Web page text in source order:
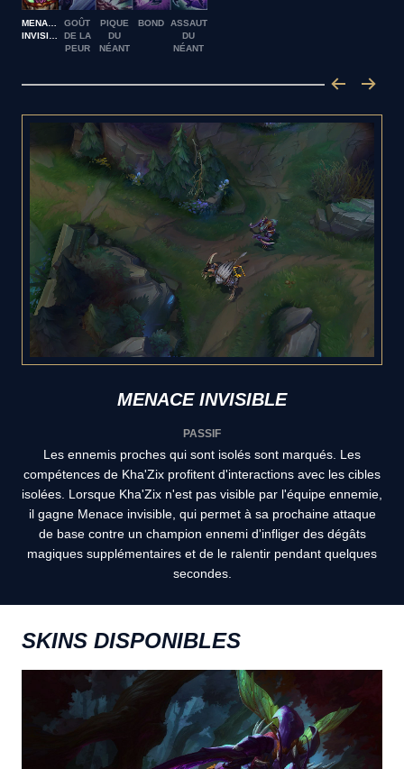
MENACE
GOÛT
DE LA
PEUR
PIQUE
DU
NÉANT
BOND
ASSAUT
DU
NÉANT
MENACE INVISIBLE
PASSIF
Les ennemis proches qui sont isolés sont marqués. Les
compétences de Kha'Zix profitent d'interactions avec les cibles
isolées. Lorsque Kha'Zix n'est pas visible par l'équipe ennemie,
il gagne Menace invisible, qui permet à sa prochaine attaque
de base contre un champion ennemi d'infliger des dégâts
magiques supplémentaires et de le ralentir pendant quelques
secondes.
SKINS DISPONIBLES